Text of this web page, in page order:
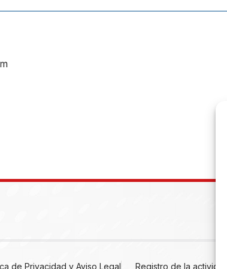
de Privacidad y Aviso Legal Registro de la actividad